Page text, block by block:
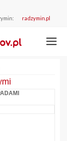
radzymin.pl